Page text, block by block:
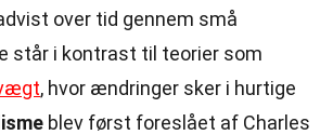
over tid gennem små
står i kontrast til teorier som
, hvor ændringer sker i hurtige
blev først foreslået af Charles